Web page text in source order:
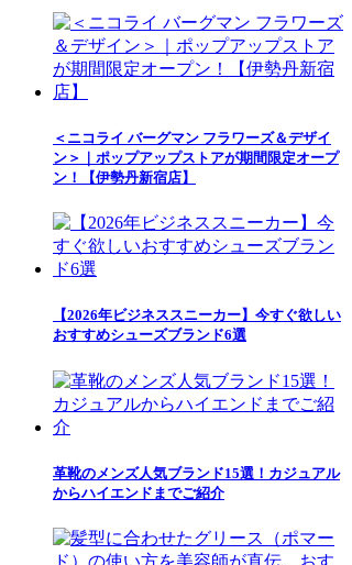
＜ニコライ バーグマン フラワーズ＆デザイ
ン＞｜ポップアップストアが期間限定オープ
ン！【伊勢丹新宿店】
【2026年ビジネススニーカー】今すぐ欲しい
おすすめシューズブランド6選
革靴のメンズ人気ブランド15選！カジュアル
からハイエンドまでご紹介